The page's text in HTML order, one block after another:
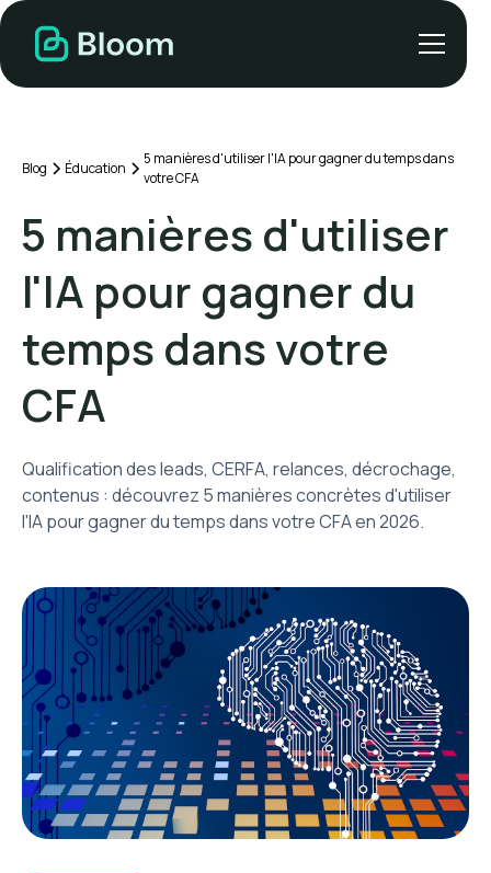
Blog Éducation
5 manières d'utiliser l'IA pour gagner du temps dans
votre CFA
5 manières d'utiliser
l'IA pour gagner du
temps dans votre
CFA
Qualification des leads, CERFA, relances, décrochage,
contenus : découvrez 5 manières concrètes d'utiliser
l'IA pour gagner du temps dans votre CFA en 2026.